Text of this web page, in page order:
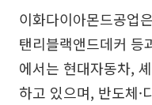
이화다이아몬드공업
탠리블랙앤드데커 등
에서는 현대자동차,
하고 있으며, 반도체·